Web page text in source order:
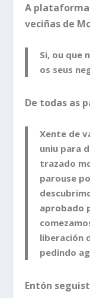
A
veciñas de
Si, ou que
os seus
De todas as
Xente de
uniu para
trazado
parouse
aprobado
liberación
pedindo
Entón